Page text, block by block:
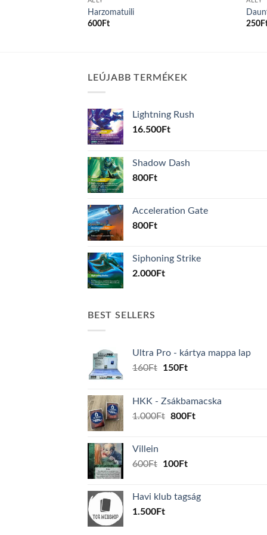
Harzomatuili
600Ft
250
LEÚJABB TERMÉKEK
Lightning Rush
16.500Ft
Shadow Dash
800Ft
Acceleration Gate
800Ft
Siphoning Strike
2.000Ft
BEST SELLERS
Ultra Pro - kártya mappa lap
160Ft
Original
160Ft.
150FtCurrent
150Ft.
HKK - Zsákbamacska
1.000Ft Original
800FtCurrent
Villein
600Ft
Original
600Ft.
100FtCurrent
100Ft.
Havi klub tagság
1.500Ft